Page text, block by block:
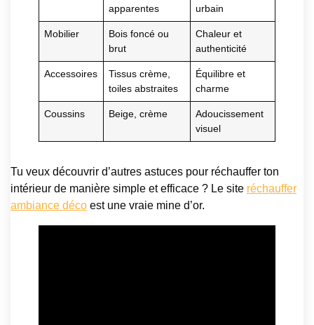
apparentes
urbain
Mobilier
Bois foncé ou
brut
Chaleur et
authenticité
Accessoires
Tissus crème,
toiles abstraites
Équilibre et
charme
Coussins Beige, crème
Adoucissement
visuel
Tu veux découvrir d’autres astuces pour réchauffer ton
intérieur de manière simple et efficace ? Le site réchauffer
ambiance déco est une vraie mine d’or.